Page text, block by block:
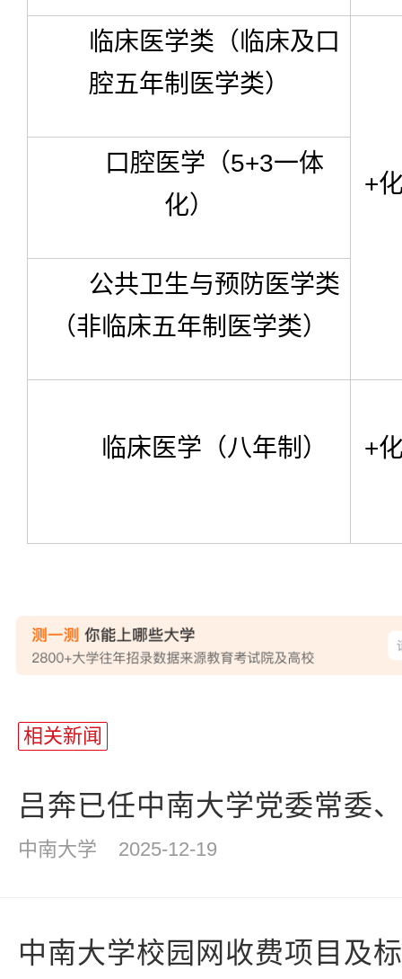
临床医学类（临床及口
腔五年制医学类）
+
口腔医学（5+3一体
化）
公共卫生与预防医学类
（非临床五年制医学类）
临床医学（八年制）
+
相关新闻
吕奔已任中南大学党委常委
中南大学 2025-12-19
中南大学校园网收费项目及